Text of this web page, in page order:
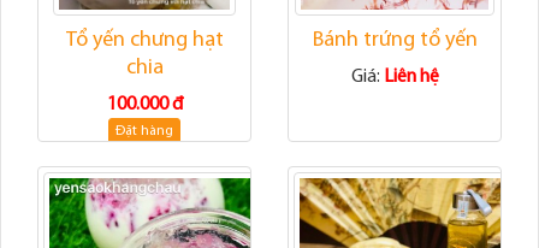
Tổ yến chưng hạt
chia
100.000 đ
Đặt hàng
Bánh trứng tổ yến
Giá: Liên hệ